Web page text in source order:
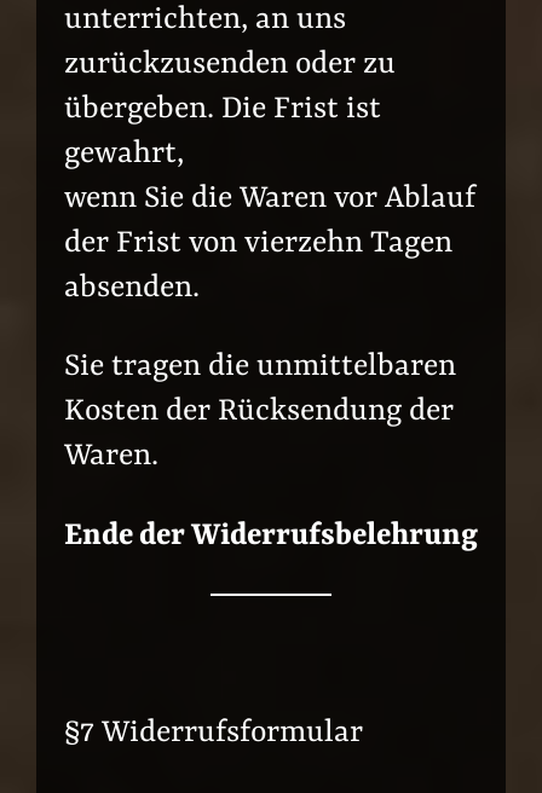
unterrichten, an uns
zurückzusenden oder zu
übergeben. Die Frist ist
gewahrt,
wenn Sie die Waren vor Ablauf
der Frist von vierzehn Tagen
absenden.
Sie tragen die unmittelbaren
Kosten der Rücksendung der
Waren.
Ende der Widerrufsbelehrung
§7 Widerrufsformular